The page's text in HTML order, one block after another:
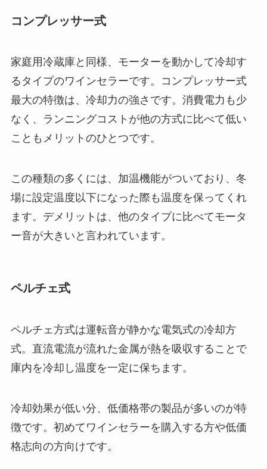
コンプレッサー式
家庭用冷蔵庫と同様、モーターを動かして冷却す
るタイプのワインセラーです。コンプレッサー式
最大の特徴は、冷却力の強さです。消費電力も少
なく、ランニングコストが他の方式に比べて低い
こともメリットのひとつです。
この種類の多くには、加温機能がついており、冬
場に設定温度以下になった際も温度を保ってくれ
ます。デメリットは、他のタイプに比べてモータ
ー音が大きいと言われています。
ペルチェ式
ペルチェ方式は運転音が静かな電気式の冷却方
式。直流電流が流れた金属が熱を吸収することで
庫内を冷却し温度を一定に保ちます。
冷却効果が低い分、低価格帯の製品が多いのが特
徴です。初めてワインセラーを購入する方や低価
格志向の方向けです。